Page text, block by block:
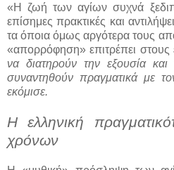
«Η ζωή των αγίων συχνά
επίσημες πρακτικές και
τα όποια όμως αργότερα τους
«απορρόφηση» επιτρέπει στους
να διατηρούν την εξουσία
συναντηθούν πραγματικά με
εκόμισε.
Η ελληνική
χρόνων